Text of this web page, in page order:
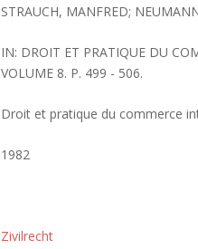
STRAUCH, MANFRED;
IN: DROIT ET PRATIQUE DU
VOLUME 8. P. 499 - 506.
Droit et pratique du commerce
1982
Zivilrecht